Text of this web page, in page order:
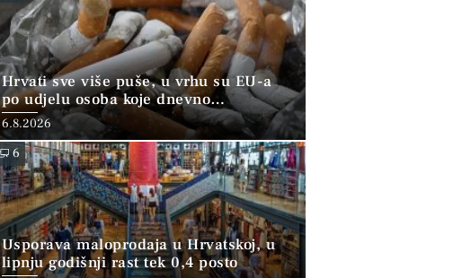
Hrvati sve više puše, u vrhu su EU-a
po udjelu osoba koje dnevno
konzumiraju duhan
6.8.2026
6
Usporava maloprodaja u Hrvatskoj, u
lipnju godišnji rast tek 0,4 posto